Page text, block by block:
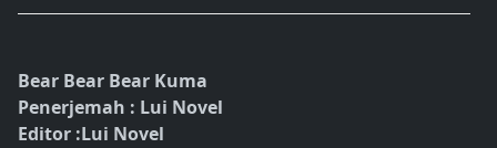
Bear Bear Bear Kuma
Penerjemah : Lui Novel
Editor :Lui Novel